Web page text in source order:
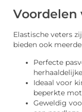
Voordelen
Elastische veters
bieden ook
Perfecte
Ideaal voor
beperkte
Geweldig